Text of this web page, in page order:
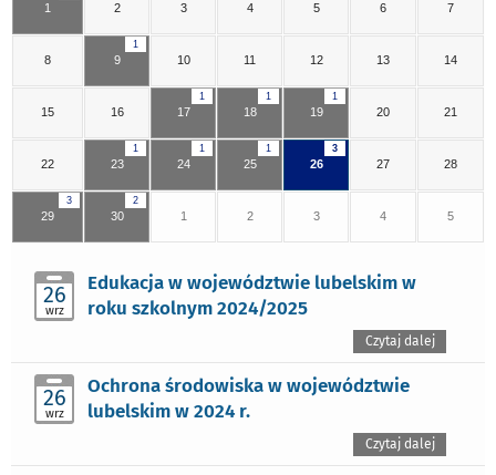
1 2 3 4 5 6 7
8
1
9 10 11 12 13 14
15 16
1
17
1
18
1
19 20 21
22
1
23
1
24
1
25
3
26 27 28
3
29
2
30 1 2 3 4 5
26
wrz
Edukacja w województwie lubelskim w
roku szkolnym 2024/2025
Czytaj dalej
26
wrz
Ochrona środowiska w województwie
lubelskim w 2024 r.
Czytaj dalej